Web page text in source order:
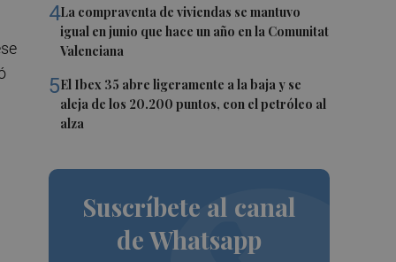
4La compraventa de viviendas se mantuvo
igual en junio que hace un año en la Comunitat
Valenciana
5El Ibex 35 abre ligeramente a la baja y se
aleja de los 20.200 puntos, con el petróleo al
alza
Suscríbete al canal
de Whatsapp